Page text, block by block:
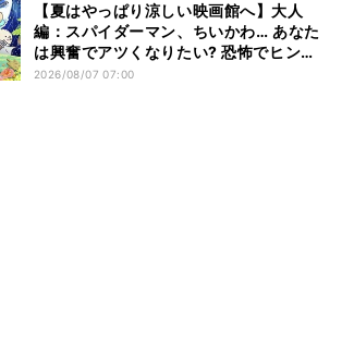
【夏はやっぱり涼しい映画館へ】大人
編：スパイダーマン、ちいかわ… あなた
は興奮でアツくなりたい? 恐怖でヒンヤ
リしたい? - 編集部が注目する最新映画5
2026/08/07 07:00